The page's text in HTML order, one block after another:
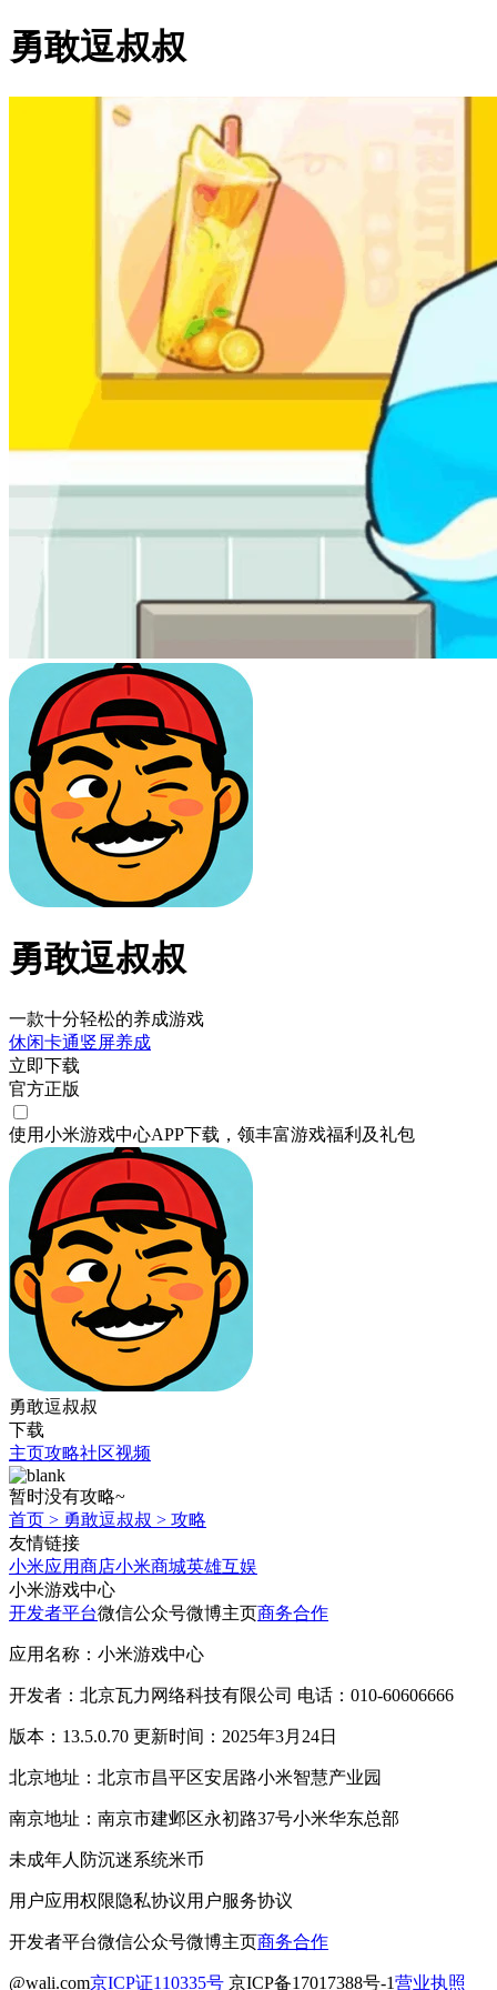
勇敢逗叔叔
勇敢逗叔叔
一款十分轻松的养成游戏
休闲卡通竖屏养成
立即下载
官方正版
使用小米游戏中心APP下载 ，领丰富游戏福利 及礼包
勇敢逗叔叔
下载
主页攻略社区视频
暂时没有攻略~
首页 > 勇敢逗叔叔 > 攻略
友情链接
小米应用商店小米商城英雄互娱
小米游戏中心
开发者平台微信公众号微博主页商务合作
应用名称：小米游戏中心
开发者：北京瓦力网络科技有限公司 电话：010-60606666
版本：13.5.0.70 更新时间：2025年3月24日
北京地址：北京市昌平区安居路小米智慧产业园
南京地址：南京市建邺区永初路37号小米华东总部
未成年人防沉迷系统米币
用户应用权限隐私协议用户服务协议
开发者平台微信公众号微博主页商务合作
@wali.com京ICP证110335号 京ICP备17017388号-1营业执照